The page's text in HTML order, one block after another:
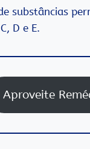
substâncias
D e E.
Aproveite